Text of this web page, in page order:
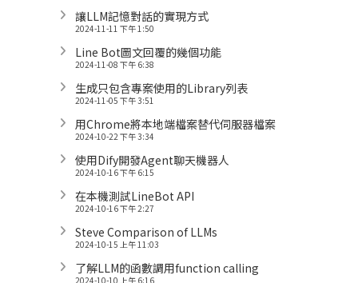
讓LLM記憶對話的實現方式
2024-11-11 下午 1:50
Line Bot圖文回覆的幾個功能
2024-11-08 下午 6:38
生成只包含專案使用的Library列表
2024-11-05 下午 3:51
用Chrome將本地端檔案替代伺服器檔案
2024-10-22 下午 3:34
使用Dify開發Agent聊天機器人
2024-10-16 下午 6:15
在本機測試LineBot API
2024-10-16 下午 2:27
Steve Comparison of LLMs
2024-10-15 上午 11:03
了解LLM的函數調用function calling
2024-10-10 上午 6:16